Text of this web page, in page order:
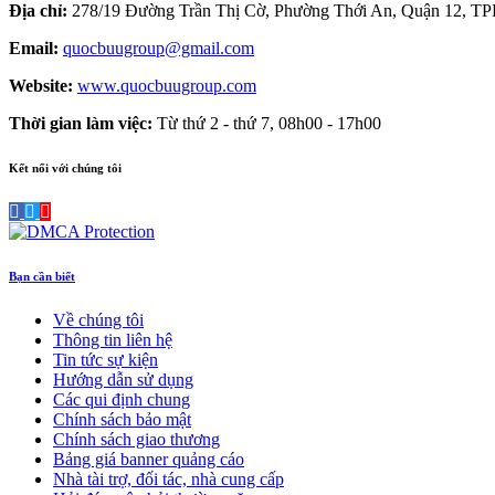
Địa chỉ: 278/19 Đường Trần Thị Cờ, Phường Thới An, Quận 12,
Email: quocbuugroup@gmail.com
Website: www.quocbuugroup.com
Thời gian làm việc: Từ thứ 2 - thứ 7, 08h00 - 17h00
Kết nối với chúng tôi
Bạn cần biết
Về chúng tôi
Thông tin liên hệ
Tin tức sự kiện
Hướng dẫn sử dụng
Các qui định chung
Chính sách bảo mật
Chính sách giao thương
Bảng giá banner quảng cáo
Nhà tài trợ, đối tác, nhà cung cấp